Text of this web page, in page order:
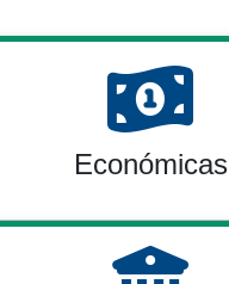
Económicas